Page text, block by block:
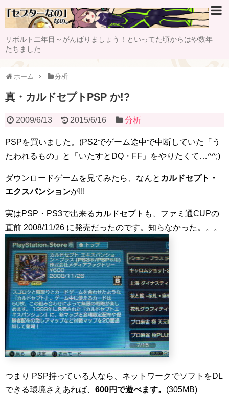
リボルト二年目～がんばりましょう！といってた頃からはや数年
たちました
ホーム 分析
真・カルドセプトPSP か!?
2009/6/13 2015/6/16 分析
PSPを買いました。(PS2でゲーム途中で中断していた「う
たわれるもの」と「いたすとDQ・FF」をやりたくて…^^;)
ダウンロードゲームを見てみたら、なんと カルドセプト・
エクスパンションが!!!
実はPSP・PS3で出来るカルドセプトも、ファミ通CUPの
直前 2008/11/26 に発売だったのです。知らなかった。。。
つまり PSP持っている人なら、ネットワークでソフトをDL
できる環境さえあれば、 600円で遊べます。 (305MB)